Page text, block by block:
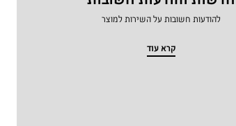
להודעות חשובות על השירות למוצר
קרא עוד